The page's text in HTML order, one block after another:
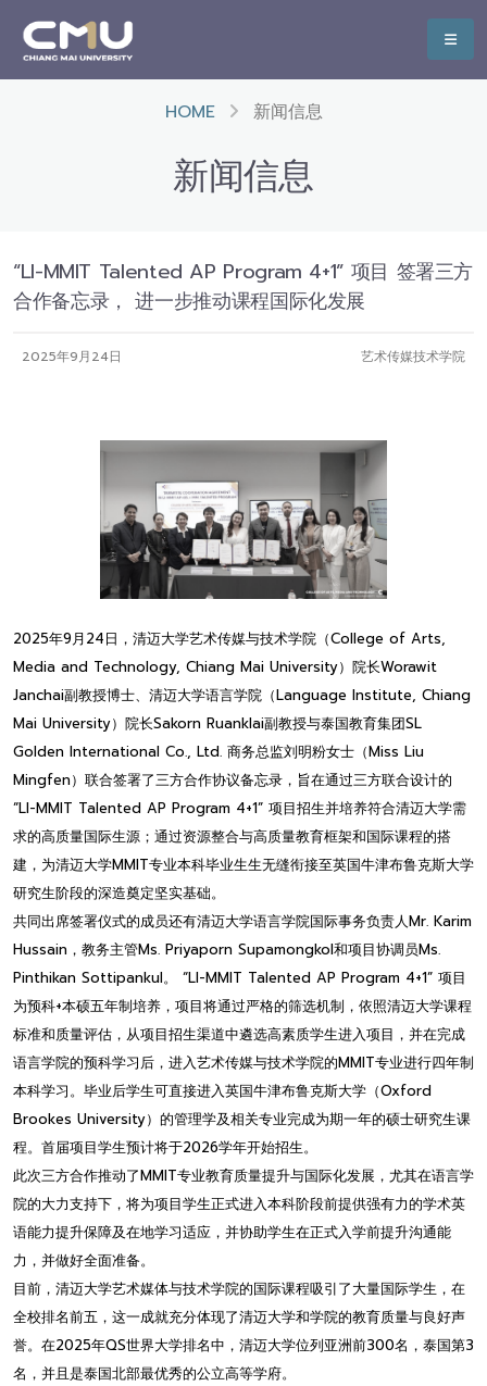
HOME 新闻信息
新闻信息
“LI-MMIT Talented AP Program 4+1” 项目 签署三方
合作备忘录， 进一步推动课程国际化发展
2025年9月24日 艺术传媒技术学院
2025年9月24日，清迈大学艺术传媒与技术学院（College of Arts,
Media and Technology, Chiang Mai University）院长Worawit
Janchai副教授博士、清迈大学语言学院（Language Institute, Chiang
Mai University）院长Sakorn Ruanklai副教授与泰国教育集团SL
Golden International Co., Ltd. 商务总监刘明粉女士（Miss Liu
Mingfen）联合签署了三方合作协议备忘录，旨在通过三方联合设计的
“LI-MMIT Talented AP Program 4+1” 项目招生并培养符合清迈大学需
求的高质量国际生源；通过资源整合与高质量教育框架和国际课程的搭
建，为清迈大学MMIT专业本科毕业生生无缝衔接至英国牛津布鲁克斯大学
研究生阶段的深造奠定坚实基础。
共同出席签署仪式的成员还有清迈大学语言学院国际事务负责人Mr. Karim
Hussain，教务主管Ms. Priyaporn Supamongkol和项目协调员Ms.
Pinthikan Sottipankul。 “LI-MMIT Talented AP Program 4+1” 项目
为预科+本硕五年制培养，项目将通过严格的筛选机制，依照清迈大学课程
标准和质量评估，从项目招生渠道中遴选高素质学生进入项目，并在完成
语言学院的预科学习后，进入艺术传媒与技术学院的MMIT专业进行四年制
本科学习。毕业后学生可直接进入英国牛津布鲁克斯大学（Oxford
Brookes University）的管理学及相关专业完成为期一年的硕士研究生课
程。首届项目学生预计将于2026学年开始招生。
此次三方合作推动了MMIT专业教育质量提升与国际化发展，尤其在语言学
院的大力支持下，将为项目学生正式进入本科阶段前提供强有力的学术英
语能力提升保障及在地学习适应，并协助学生在正式入学前提升沟通能
力，并做好全面准备。
目前，清迈大学艺术媒体与技术学院的国际课程吸引了大量国际学生，在
全校排名前五，这一成就充分体现了清迈大学和学院的教育质量与良好声
誉。在2025年QS世界大学排名中，清迈大学位列亚洲前300名，泰国第3
名，并且是泰国北部最优秀的公立高等学府。